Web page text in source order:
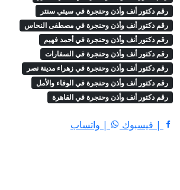
رقم دكتور أنف وأذن وحنجرة في سيتي سنتر
رقم دكتور أنف وأذن وحنجرة في مصطفى النحاس
رقم دكتور أنف وأذن وحنجرة في أحمد فهيم
رقم دكتور أنف وأذن وحنجرة في السفارات
رقم دكتور أنف وأذن وحنجرة في زهراء مدينة نصر
رقم دكتور أنف وأذن وحنجرة في الوفاء والأمل
رقم دكتور أنف وأذن وحنجرة في القاهرة
| فيسبوك | واتساب